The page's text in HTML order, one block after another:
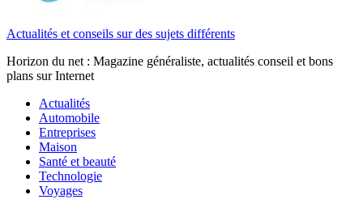
Actualités et conseils sur des sujets différents
Horizon du net : Magazine généraliste, actualités conseil et bons
plans sur Internet
Actualités
Automobile
Entreprises
Maison
Santé et beauté
Technologie
Voyages